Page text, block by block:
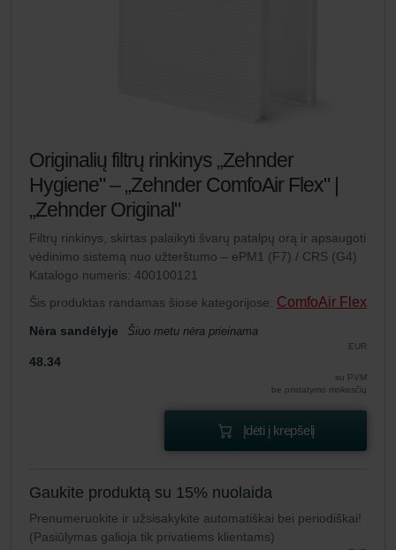
Originalių filtrų rinkinys „Zehnder
Hygiene" – „Zehnder ComfoAir Flex" |
„Zehnder Original"
Filtrų rinkinys, skirtas palaikyti švarų patalpų orą ir apsaugoti
vėdinimo sistemą nuo užterštumo – ePM1 (F7) / CRS (G4)
Katalogo numeris: 400100121
Šis produktas randamas šiose kategorijose: ComfoAir Flex
Nėra sandėlyje Šiuo metu nėra prieinama
EUR
48.34
su PVM
be pristatymo mokesčių
Įdėti į krepšelį
Gaukite produktą su 15% nuolaida
Prenumeruokite ir užsisakykite automatiškai bei periodiškai!
(Pasiūlymas galioja tik privatiems klientams)